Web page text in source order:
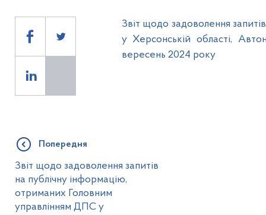
Звіт щодо задоволення
у Херсонській області,
вересень 2024 року
Попередня
Звіт щодо задоволення запитів
на публічну інформацію,
отриманих Головним
управлінням ДПС у